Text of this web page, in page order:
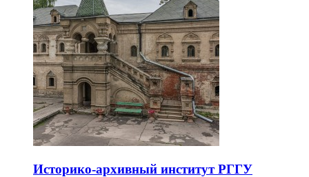
Историко-архивный институт РГГУ